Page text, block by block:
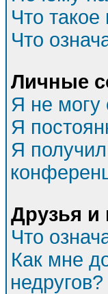
Что
Что
Личные
Я не могу
Я
Я
Друзья и
Что
Как мне
недругов?